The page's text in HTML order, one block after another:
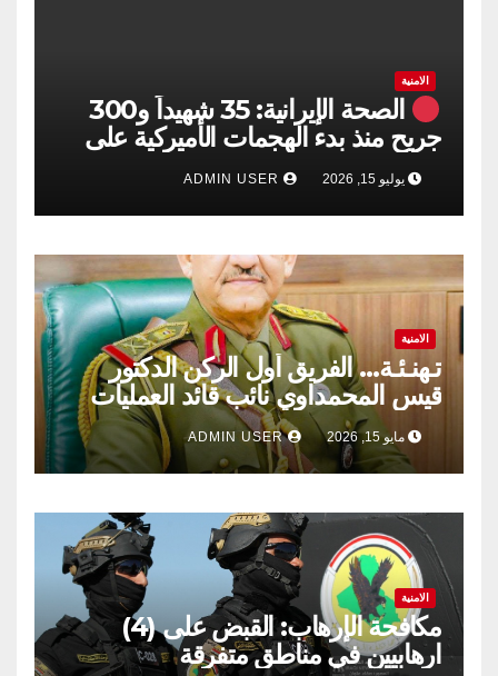
الامنية
الصحة الإيرانية: 35 شهيداً و300
جريح منذ بدء الهجمات الأميركية على
جنوبي البلاد
يوليو 15, 2026
الامنية
تـهنـئـة… الفريق أول الركن الدكتور
قيس المحمداوي نائب قائد العمليات
المشتركة ​دولة رئيس مجلس الوزراء،
القائد العام للقوات المسلحة الأستاذ
علي الزيدي المحترم.
مايو 15, 2026 ADMIN USER
الامنية
مكافحة الإرهاب: القبض على (4)
ارهابيين في مناطق متفرقة